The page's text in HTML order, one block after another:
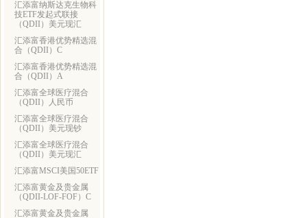
汇添富纳斯达克生物科
技ETF发起式联接
（QDII）美元现汇
汇添富香港优势精选混
合（QDII）C
汇添富香港优势精选混
合（QDII）A
汇添富全球医疗混合
（QDII）人民币
汇添富全球医疗混合
（QDII）美元现钞
汇添富全球医疗混合
（QDII）美元现汇
汇添富MSCI美国50ETF
汇添富黄金及贵金属
（QDII-LOF-FOF）C
汇添富黄金及贵金属